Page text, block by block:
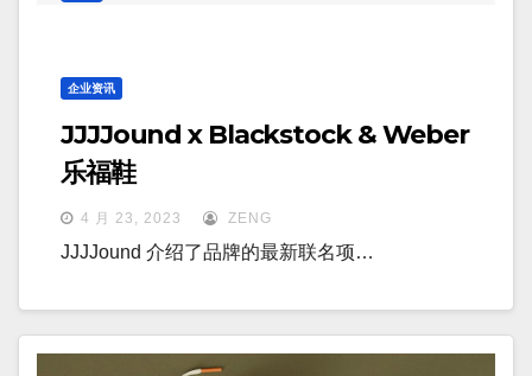
企业资讯
JJJJound x Blackstock & Weber
乐福鞋
4 月 23, 2023 ZENG
JJJJound 介绍了品牌的最新联名项…